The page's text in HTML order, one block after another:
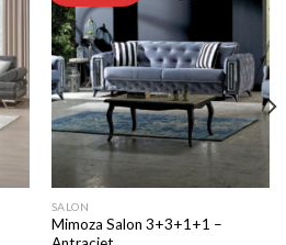
SALON
Mimoza Salon 3+3+1+1 –